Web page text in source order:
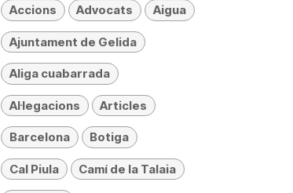
Accions Advocats Aigua
Ajuntament de Gelida
Aliga cuabarrada
Al·legacions Articles
Barcelona Botiga
Cal Piula Camí de la Talaia